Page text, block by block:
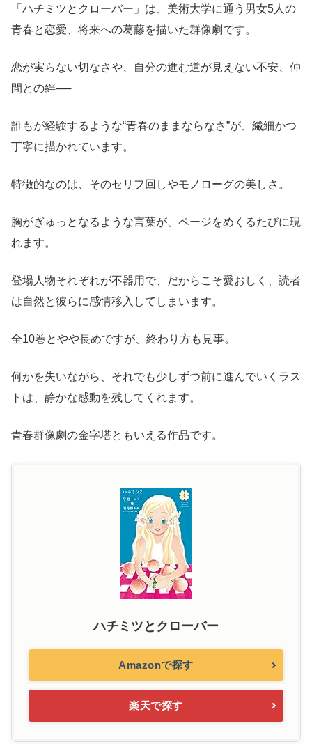
「ハチミツとクローバー」は、美術大学に通う男女5人の
青春と恋愛、将来への葛藤を描いた群像劇です。
恋が実らない切なさや、自分の進む道が見えない不安、仲
間との絆──
誰もが経験するような“青春のままならなさ”が、繊細かつ
丁寧に描かれています。
特徴的なのは、そのセリフ回しやモノローグの美しさ。
胸がぎゅっとなるような言葉が、ページをめくるたびに現
れます。
登場人物それぞれが不器用で、だからこそ愛おしく、読者
は自然と彼らに感情移入してしまいます。
全10巻とやや長めですが、終わり方も見事。
何かを失いながら、それでも少しずつ前に進んでいくラス
トは、静かな感動を残してくれます。
青春群像劇の金字塔ともいえる作品です。
ハチミツとクローバー
Amazonで探す
楽天で探す